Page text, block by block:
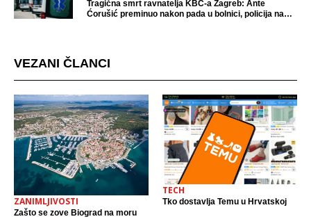
Tragična smrt ravnatelja KBC-a Zagreb: Ante
Ćorušić preminuo nakon pada u bolnici, policija na
VEZANI ČLANCI
ZANIMLJIVOSTI
Zašto se zove Biograd na moru
TECH
Tko dostavlja Temu u Hrvatskoj